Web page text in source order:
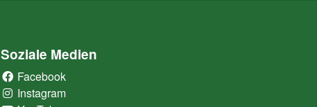
Soziale Medien
Facebook
Instagram